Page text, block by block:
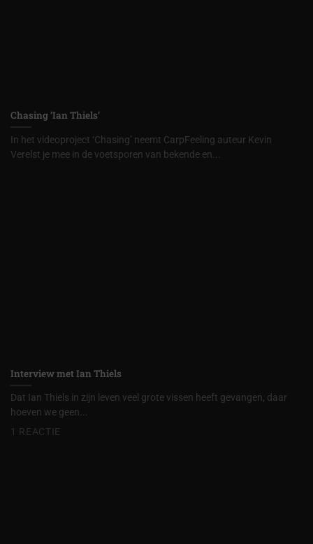
Chasing ‘Ian Thiels’
In het videoproject ‘Chasing’ neemt CarpFeeling auteur Kevin
Verelst je mee in de voetsporen van bekende en...
Interview met Ian Thiels
Dat Ian Thiels in zijn leven veel grote vissen heeft gevangen, daar
hoeven we geen...
1 REACTIE